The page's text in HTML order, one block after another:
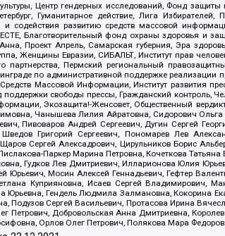
Центр гендерных исследований, Фонд
Гуманитарное действие, Лига Избирателей,
содействия развитию средств массовой
Благотворительный фонд охраны здоровья
Проект Апрель, Самарская губерния, Эра
Женщины Евразии, СИБАЛЬТ, Институт прав
Пермский региональный
по административной поддержке реализации
Массовой Информации, Институт развития
свободы прессы, Гражданский контроль,
Экозащита!-Женсовет, Общественный
Чанышева Лилия Айратовна, Сидорович Ольга
Пивоваров Андрей Сергеевич, Дугин Сергей
Григорий Сергеевич, Пономарев Лев
Сергей Алексадрович, Цирульников Борис
Паркер Марина Петровна, Кочеткова
Гудков Лев Дмитриевич, Илларионова Юлия
Мосин Алексей Геннадьевич, Гефтер
Куприяновна, Исаев Сергей Владимирович,
Юрьевна, Гендель Людмила Залмановна, Кокорина
Сергей Васильевич, Протасова Ирина
Добровольская Анна Дмитриевна,
Орлов Олег Петрович, Полякова Мара